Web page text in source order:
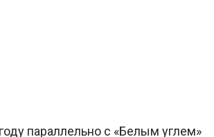
параллельно с «Белым углем»